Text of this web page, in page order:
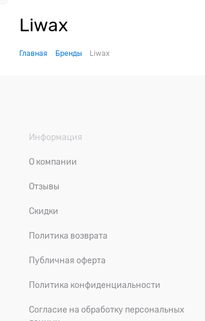
Liwax
Главная Бренды Liwax
Информация
О компании
Отзывы
Скидки
Политика возврата
Публичная оферта
Политика конфиденциальности
Согласие на обработку персональных